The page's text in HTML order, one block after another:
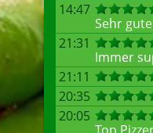
14:47
Sehr
21:31
Immer
21:11
20:35
20:05